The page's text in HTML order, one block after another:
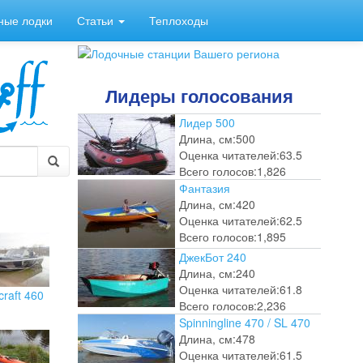
лодки Статьи Теплоходы
460
Лидеры голосования
Лидер 500
Длина, см:500
Оценка читателей:63.5
Всего голосов:1,826
Фантазия
Длина, см:420
Оценка читателей:62.5
Всего голосов:1,895
ДжекБот 240
Длина, см:240
Оценка читателей:61.8
Всего голосов:2,236
Spinningline 470 / SL 470
Длина, см:478
Оценка читателей:61.5